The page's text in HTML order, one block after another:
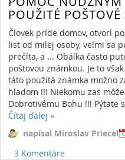
apošolská internetová
POUŽITÉ
Človek príde domov, otvorí
list od milej osoby, veľmi sa
prečíta, a ... Obálka často
poštovou známkou. Je to
táto použitá známka možno
hladom !!! Niekomu zas
Dobrotivému Bohu !!! Pýtate
Čítaj ďalej »
napísal Miroslav Priecel
3 Komentáre